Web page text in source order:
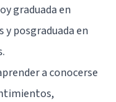
graduada en
posgraduada en
a conocerse